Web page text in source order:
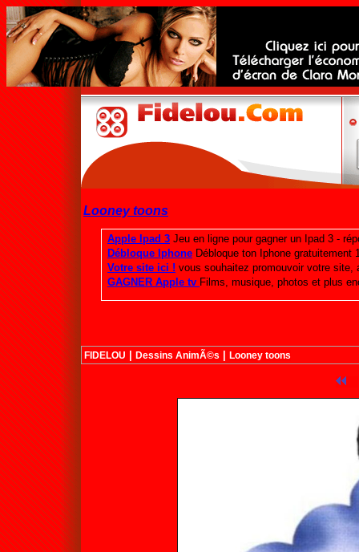
Looney toons
FIDELOU | Dessins AnimÃ©s | Looney toons